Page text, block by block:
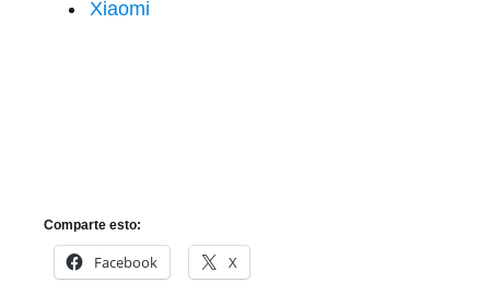
Xiaomi
Comparte esto:
Facebook X